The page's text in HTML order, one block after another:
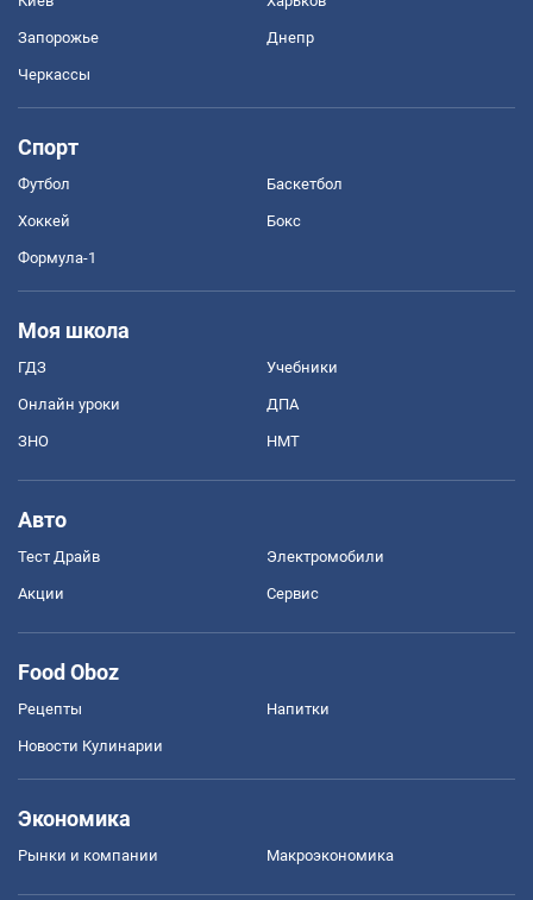
Запорожье Днепр
Черкассы
Спорт
Футбол Баскетбол
Хоккей Бокс
Формула-1
Моя школа
ГДЗ Учебники
Онлайн уроки ДПА
ЗНО НМТ
Авто
Тест Драйв Электромобили
Акции Сервис
Food Oboz
Рецепты Напитки
Новости Кулинарии
Экономика
Рынки и компании Mакроэкономика